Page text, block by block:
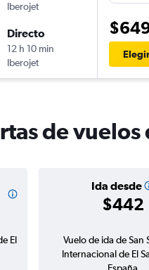
Iberojet
Directo
12 h 10 min
Iberojet
de vuelos
Ida desde
$442
El
Vuelo de ida de San
Internacional de El